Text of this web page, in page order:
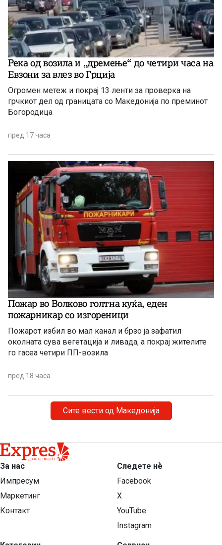
Река од возила и „дремење“ до четири часа на
Евзони за влез во Грција
Огромен метеж и покрај 13 ленти за проверка на
грчкиот дел од границата со Македонија по преминот
Богородица
пред 17 часа
Пожар во Волково голтна куќа, еден
пожарникар со изгореници
Пожарот избил во мал канал и брзо ја зафатил
околната сува вегетација и ливада, а покрај жителите
го гасеа четири ПП-возила
пред 18 часа
Сите вести од Македонија
За нас
Импресум
Маркетинг
Контакт
Следете нѐ
Facebook
X
YouTube
Instagram